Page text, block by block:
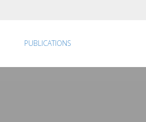
PUBLICATIONS